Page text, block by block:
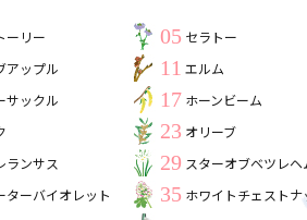
ーリー 05 セラトー
アップル 11 エルム
サックル 17 ホーンビーム
23 オリーブ
ランサス 29 スターオブベツレヘ
ターバイオレット 35 ホワイトチェストナ